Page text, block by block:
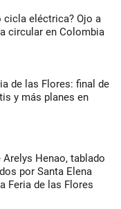
cicla eléctrica? Ojo a
circular en Colombia
de las Flores: final de
y más planes en
Henao, tablado
por Santa Elena
Feria de las Flores